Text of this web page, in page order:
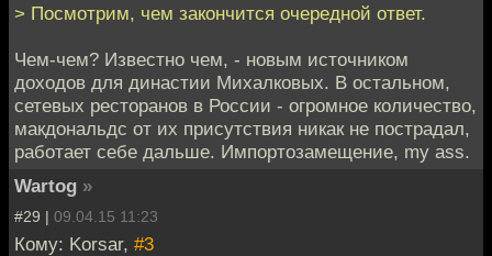
> Посмотрим, чем закончится очередной ответ.
Чем-чем? Известно чем, - новым источником
доходов для династии Михалковых. В остальном,
сетевых ресторанов в России - огромное количество,
макдональдс от их присутствия никак не пострадал,
работает себе дальше. Импортозамещение, my ass.
Wartog »
#29 | 09.04.15 11:23
Кому: Korsar, #3